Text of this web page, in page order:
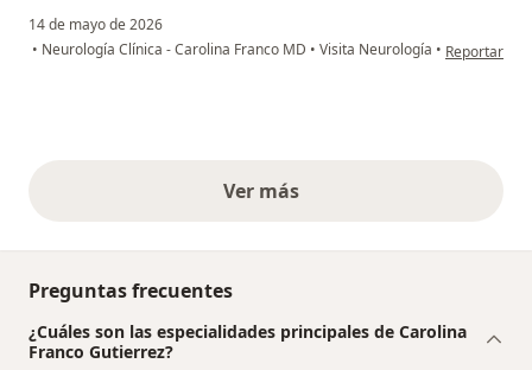
14 de mayo de 2026
• Neurología Clínica - Carolina Franco MD • Visita Neurología • en opinión
Reportar
Ver másopiniones anteriores
Preguntas frecuentes
¿Cuáles son las especialidades principales de Carolina
Franco Gutierrez?